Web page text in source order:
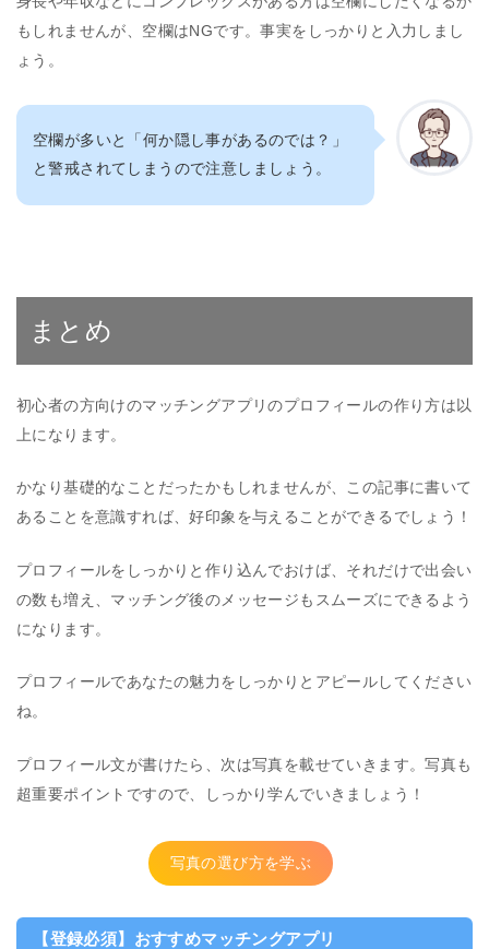
もしれませんが、空欄はNGです。事実をしっかりと入力しまし
ょう。
空欄が多いと「何か隠し事があるのでは？」
と警戒されてしまうので注意しましょう。
まとめ
初心者の方向けのマッチングアプリのプロフィールの作り方は以
上になります。
かなり基礎的なことだったかもしれませんが、この記事に書いて
あることを意識すれば、好印象を与えることができるでしょう！
プロフィールをしっかりと作り込んでおけば、それだけで出会い
の数も増え、マッチング後のメッセージもスムーズにできるよう
になります。
プロフィールであなたの魅力をしっかりとアピールしてください
ね。
プロフィール文が書けたら、次は写真を載せていきます。写真も
超重要ポイントですので、しっかり学んでいきましょう！
写真の選び方を学ぶ
【登録必須】おすすめマッチングアプリ